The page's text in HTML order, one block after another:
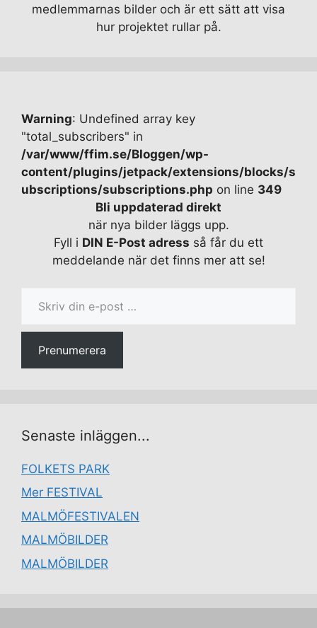
medlemmarnas bilder och är ett sätt att visa
hur projektet rullar på.
Warning: Undefined array key
"total_subscribers" in
/var/www/ffim.se/Bloggen/wp-
content/plugins/jetpack/extensions/blocks/s
ubscriptions/subscriptions.php on line 349
Bli uppdaterad direkt
när nya bilder läggs upp.
Fyll i DIN E-Post adress så får du ett
meddelande när det finns mer att se!
Prenumerera
Senaste inläggen...
FOLKETS PARK
Mer FESTIVAL
MALMÖFESTIVALEN
MALMÖBILDER
MALMÖBILDER